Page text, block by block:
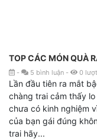
TOP CÁC MÓN QUÀ
- 5 bình luận - 0
Lần đầu tiên ra mắt
chàng trai cảm thấy
chưa có kinh nghiệm
của bạn gái đúng
trai hãy...